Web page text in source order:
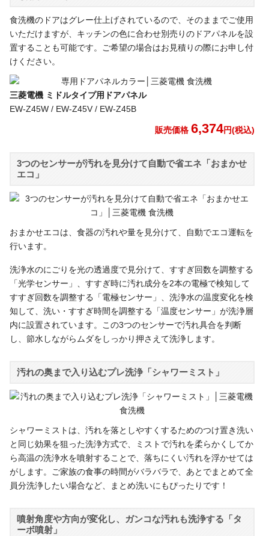
食洗機のドアはグレー仕上げされているので、そのままでご使用
いただけますが、キッチンの色に合わせ別売りのドアパネルを設
置することも可能です。ご希望の場合はお見積りの際にお申し付
けください。
三菱電機 ミドルタイプ用ドアパネル
EW-Z45W / EW-Z45V / EW-Z45B
販売価格 6,374円(税込)
3つのセンサーが汚れを見分けて自動で省エネ「おまかせ
エコ」
おまかせエコは、食器の汚れや量を見分けて、自動でエコ運転を
行います。
洗浄水のにごりを光の透過度で見分けて、すすぎ回数を調整する
「光学センサー」、すすぎ時に汚れ成分を2本の電極で検知して
すすぎ回数を調整する「電極センサー」、洗浄水の温度変化を検
知して、洗い・すすぎ時間を調整する「温度センサー」が洗浄層
内に設置されています。この3つのセンサーで汚れ具合を判断
し、節水しながらムダをしっかり押さえて洗浄します。
汚れの奥まで入り込むプレ洗浄「シャワーミスト」
シャワーミストは、汚れを落としやすくするためのつけ置き洗い
と同じ効果を狙った洗浄方式で、ミストで汚れを柔らかくしてか
ら高温の洗浄水を噴射することで、落ちにくい汚れを浮かせては
がします。ご家族の食事の時間がバラバラで、あとでまとめて全
員分洗浄したい場合など、まとめ洗いにもぴったりです！
噴射角度や方向が変化し、ガンコな汚れも洗浄する「タ
ーボ噴射」